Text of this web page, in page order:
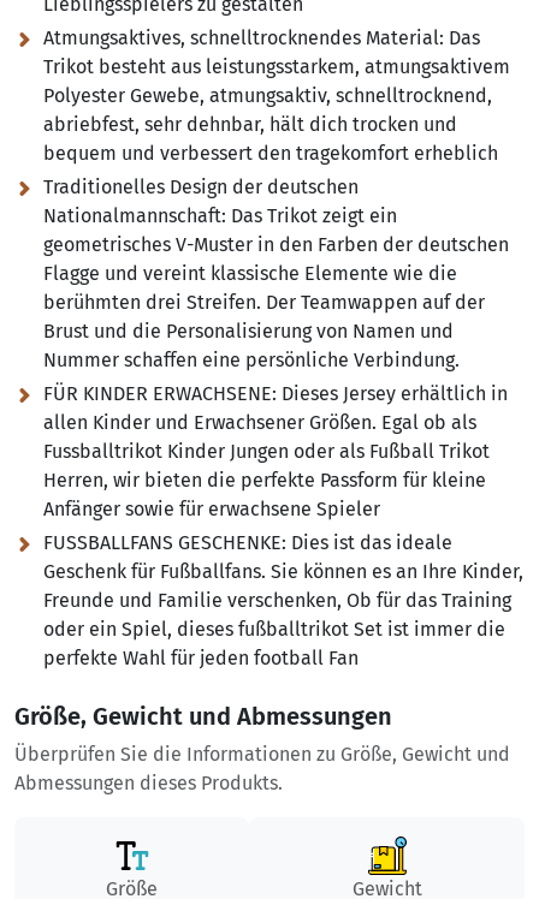
Atmungsaktives, schnelltrocknendes Material: Das
Trikot besteht aus leistungsstarkem, atmungsaktivem
Polyester Gewebe, atmungsaktiv, schnelltrocknend,
abriebfest, sehr dehnbar, hält dich trocken und
bequem und verbessert den tragekomfort erheblich
Traditionelles Design der deutschen
Nationalmannschaft: Das Trikot zeigt ein
geometrisches V-Muster in den Farben der deutschen
Flagge und vereint klassische Elemente wie die
berühmten drei Streifen. Der Teamwappen auf der
Brust und die Personalisierung von Namen und
Nummer schaffen eine persönliche Verbindung.
FÜR KINDER ERWACHSENE: Dieses Jersey erhältlich in
allen Kinder und Erwachsener Größen. Egal ob als
Fussballtrikot Kinder Jungen oder als Fußball Trikot
Herren, wir bieten die perfekte Passform für kleine
Anfänger sowie für erwachsene Spieler
FUSSBALLFANS GESCHENKE: Dies ist das ideale
Geschenk für Fußballfans. Sie können es an Ihre Kinder,
Freunde und Familie verschenken, Ob für das Training
oder ein Spiel, dieses fußballtrikot Set ist immer die
perfekte Wahl für jeden football Fan
Größe, Gewicht und Abmessungen
Überprüfen Sie die Informationen zu Größe, Gewicht und
Abmessungen dieses Produkts.
Größe Gewicht